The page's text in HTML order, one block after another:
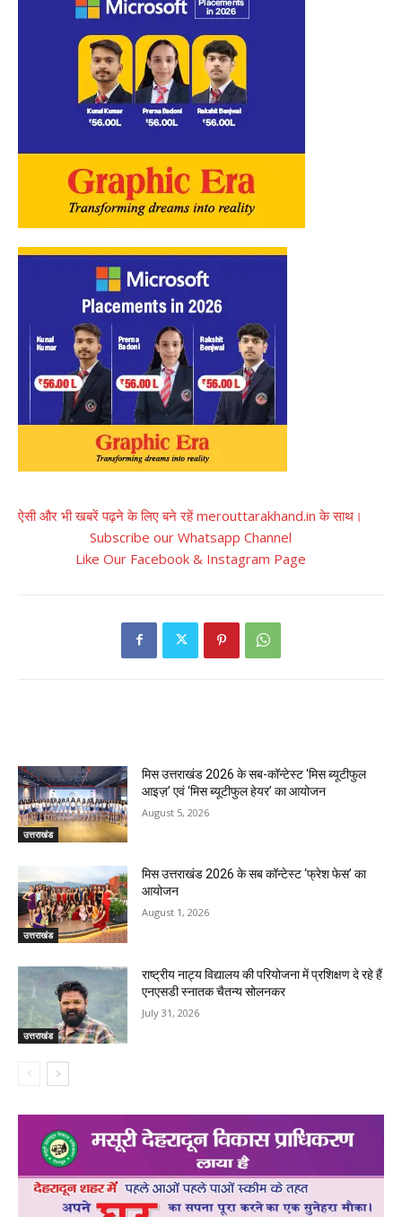
ऐसी और भी खबरें पढ़ने के लिए बने रहें merouttarakhand.in के साथ।
Subscribe our Whatsapp Channel
Like Our Facebook & Instagram Page
उत्तराखंड
मिस उत्तराखंड 2026 के सब-कॉन्टेस्ट ‘मिस ब्यूटीफुल
आइज़’ एवं ‘मिस ब्यूटीफुल हेयर’ का आयोजन
August 5, 2026
उत्तराखंड
मिस उत्तराखंड 2026 के सब कॉन्टेस्ट ‘फ्रेश फेस’ का
आयोजन
August 1, 2026
उत्तराखंड
राष्ट्रीय नाट्य विद्यालय की परियोजना में प्रशिक्षण दे रहे हैं
एनएसडी स्नातक चैतन्य सोलनकर
July 31, 2026